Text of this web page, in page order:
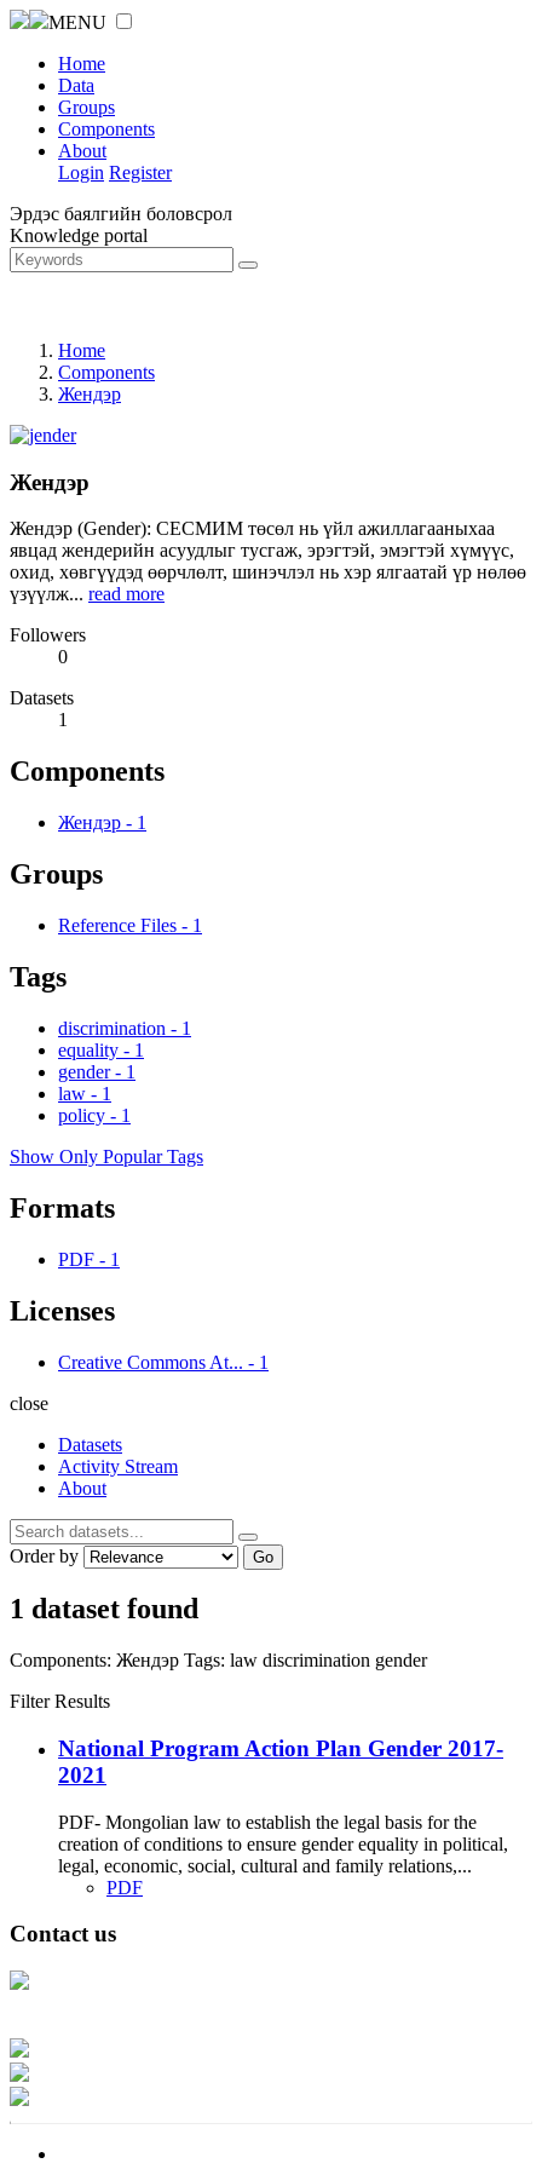
MENU
Home
Data
Groups
Components
About
Login Register
Эрдэс баялгийн боловсрол
Knowledge portal
Home
Components
Жендэр
Жендэр
Жендэр (Gender): СЕСМИМ төсөл нь үйл ажиллагааныхаа
явцад жендерийн асуудлыг тусгаж, эрэгтэй, эмэгтэй хүмүүс,
охид, хөвгүүдэд өөрчлөлт, шинэчлэл нь хэр ялгаатай үр нөлөө
үзүүлж... read more
Followers
0
Datasets
1
Components
Жендэр - 1
Groups
Reference Files - 1
Tags
discrimination - 1
equality - 1
gender - 1
law - 1
policy - 1
Show Only Popular Tags
Formats
PDF - 1
Licenses
Creative Commons At... - 1
close
Datasets
Activity Stream
About
Order by Go
1 dataset found
Components: Жендэр Tags: law discrimination gender
Filter Results
National Program Action Plan Gender 2017-
2021
PDF- Mongolian law to establish the legal basis for the
creation of conditions to ensure gender equality in political,
legal, economic, social, cultural and family relations,...
PDF
Contact us